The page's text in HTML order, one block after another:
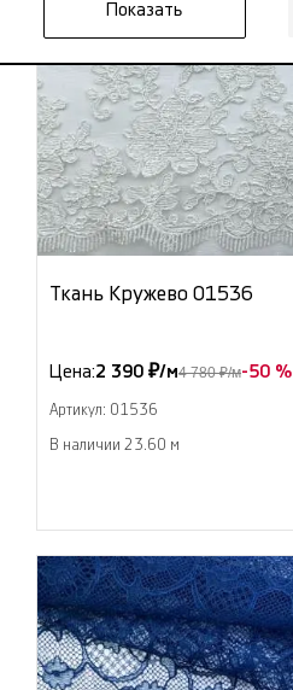
Ткань Кружево 01536
Цена:2 390 ₽/м4 780 ₽/м-50 %
Артикул: 01536
В наличии 23.60 м